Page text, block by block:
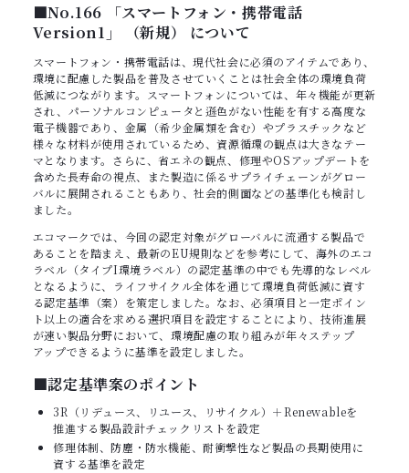
■No.166 「スマートフォン・携帯電話
Version1」 （新規） について
スマートフォン・携帯電話は、現代社会に必須のアイテムであり、
環境に配慮した製品を普及させていくことは社会全体の環境負荷
低減につながります。スマートフォンについては、年々機能が更新
され、パーソナルコンピュータと遜色がない性能を有する高度な
電子機器であり、金属（希少金属類を含む）やプラスチックなど
様々な材料が使用されているため、資源循環の観点は大きなテー
マとなります。さらに、省エネの観点、修理やOSアップデートを
含めた長寿命の視点、また製造に係るサプライチェーンがグロー
バルに展開されることもあり、社会的側面などの基準化も検討し
ました。
エコマークでは、今回の認定対象がグローバルに流通する製品で
あることを踏まえ、最新のEU規則などを参考にして、海外のエコ
ラベル（タイプI環境ラベル）の認定基準の中でも先導的なレベル
となるように、ライフサイクル全体を通じて環境負荷低減に資す
る認定基準（案）を策定しました。なお、必須項目と一定ポイン
ト以上の適合を求める選択項目を設定することにより、技術進展
が速い製品分野において、環境配慮の取り組みが年々ステップ
アップできるように基準を設定しました。
■認定基準案のポイント
3R（リデュース、リユース、リサイクル）＋Renewableを
推進する製品設計チェックリストを設定
修理体制、防塵・防水機能、耐衝撃性など製品の長期使用に
資する基準を設定